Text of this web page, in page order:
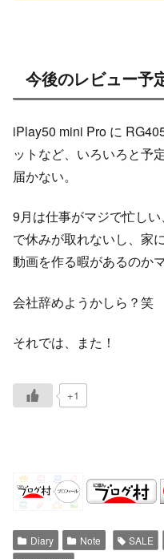
今後のレビュー予
iPlay50 mini Pro に
ットなど、いろいろと予
届かない。
9月は仕事がマジで忙し
で休みが取れないし、家
動画を作る暇があるのか
会社辞めようかしら？笑
それでは、また！
+1
Diary Note SALE